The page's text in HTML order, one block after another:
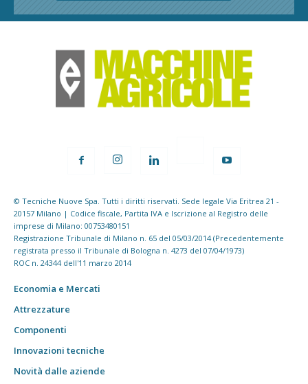
© Tecniche Nuove Spa. Tutti i diritti riservati. Sede legale Via Eritrea 21 -
20157 Milano | Codice fiscale, Partita IVA e Iscrizione al Registro delle
imprese di Milano: 00753480151
Registrazione Tribunale di Milano n. 65 del 05/03/2014 (Precedentemente
registrata presso il Tribunale di Bologna n. 4273 del 07/04/1973)
ROC n. 24344 dell'11 marzo 2014
Economia e Mercati
Attrezzature
Componenti
Innovazioni tecniche
Novità dalle aziende